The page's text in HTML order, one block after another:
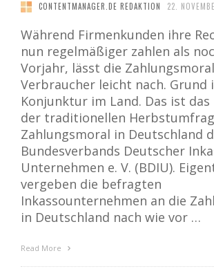
CONTENTMANAGER.DE REDAKTION 22.
Während Firmenkunden ihre
nun regelmäßiger zahlen als
Vorjahr, lässt die
Verbraucher leicht nach. Grund
Konjunktur im Land. Das ist das
der traditionellen
Zahlungsmoral in Deutschland
Bundesverbands Deutscher
Unternehmen e. V. (BDIU).
vergeben die befragten
Inkassounternehmen an die
in Deutschland nach wie vor …
Read More